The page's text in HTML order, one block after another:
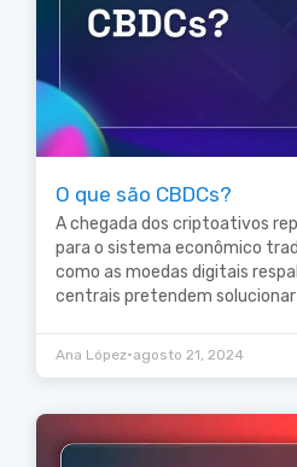
O que são CBDCs?
A chegada dos criptoativos
para o sistema econômico
como as moedas digitais
centrais pretendem solucionar
Ana López•agosto 21, 2024